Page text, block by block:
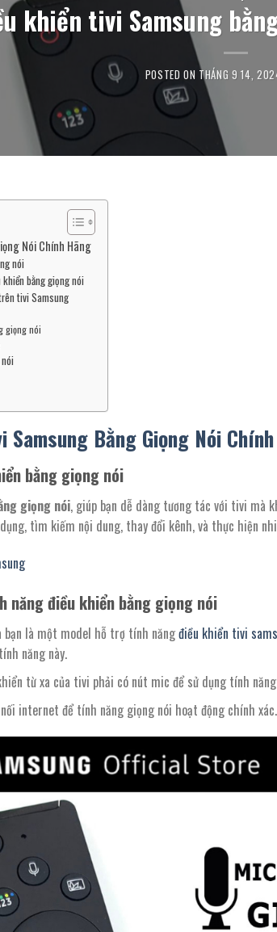
khiển tivi Samsung
POSTED ON THÁNG 9 14,
Nói Chính Hãng
nói
bằng giọng nói
tivi Samsung
giọng nói
Samsung Bằng Giọng Nói
bằng giọng nói
giọng nói, giúp bạn dễ dàng tương tác với tivi mà
tìm kiếm nội dung, thay đổi kênh, và thực hiện
năng điều khiển bằng giọng nói
bạn là một model hỗ trợ tính năngđiều khiển tivi
năng này.
từ xa của tivi phải có nút mic để sử dụng tính
internet để tính năng giọng nói hoạt động chính xác.